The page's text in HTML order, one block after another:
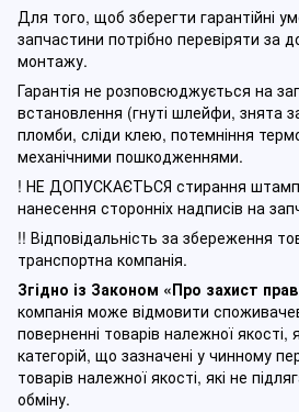
Для того, щоб зберегти гарантійні
запчастини потрібно перевіряти за
монтажу.
Гарантія не розповсюджується на
встановлення (гнуті шлейфи, знята
пломби, сліди клею, потемніння
механічними пошкодженнями.
! НЕ ДОПУСКАЄТЬСЯ стирання
нанесення сторонніх надписів на
!! Відповідальність за збереження
транспортна компанія.
Згідно із Законом «Про захист
компанія може відмовити
поверненні товарів належної
категорій, що зазначені у чинному п
товарів належної якості, які не
обміну.